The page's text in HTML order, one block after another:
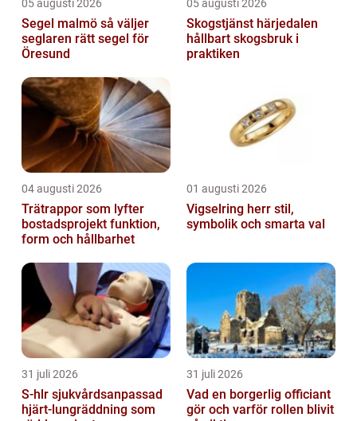
05 augusti 2026
Segel malmö så väljer
seglaren rätt segel för
Öresund
05 augusti 2026
Skogstjänst härjedalen
hållbart skogsbruk i
praktiken
04 augusti 2026
Trätrappor som lyfter
bostadsprojekt funktion,
form och hållbarhet
01 augusti 2026
Vigselring herr stil,
symbolik och smarta val
31 juli 2026
S-hlr sjukvårdsanpassad
hjärt-lungräddning som
31 juli 2026
Vad en borgerlig officiant
gör och varför rollen blivit